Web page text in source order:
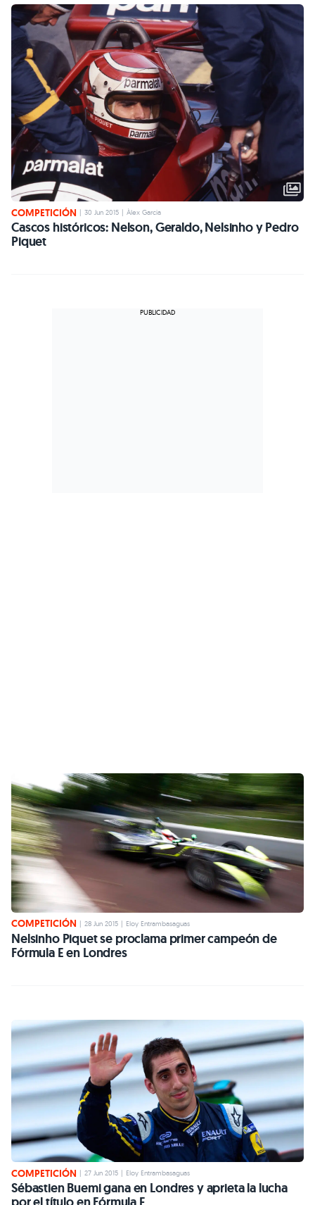
COMPETICIÓN 30 Jun 2015 Àlex Garcia
Cascos históricos: Nelson, Geraldo, Nelsinho y Pedro
Piquet
COMPETICIÓN | 28 Jun 2015 | Eloy Entrambasaguas
Nelsinho Piquet se proclama primer campeón de
Fórmula E en Londres
COMPETICIÓN 27 Jun 2015 Eloy Entrambasaguas
Sébastien Buemi gana en Londres y aprieta la lucha